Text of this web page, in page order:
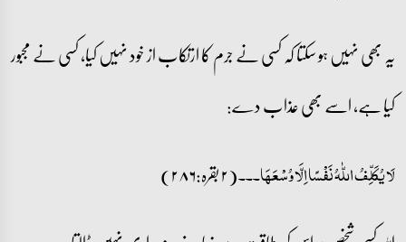
یہ بھی نہیں ہو سکتا کہ کسی نے جرم کا ارتکاب از خود نہیں کیا، کسی نے مجبور
کیا ہے، اسے بھی عذاب دے:
لَا یُکَلِّفُ اللّٰہُ نَفۡسًا اِلَّا وُسۡعَہَا۔۔۔(۲ بقرہ:۲۸۶)